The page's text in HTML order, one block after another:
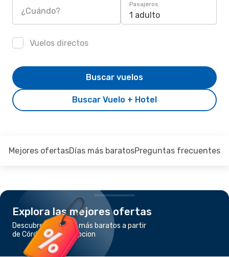
¿Cuándo?
Pasajeros
1 adulto
Vuelos directos
Buscar Vuelo + Hotel
Buscar vuelos
Mejores ofertasDías más baratosPreguntas frecuentes
Explora las mejores ofertas
Descubre los vuelos más baratos a partir
de Córdoba a Concepcion